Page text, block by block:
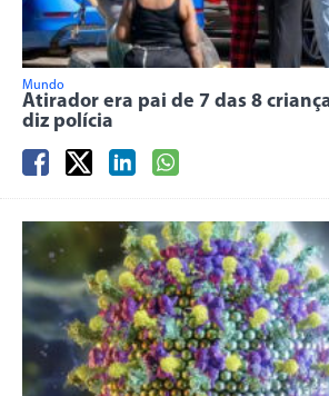
Mundo
Atirador era pai de 7 das 8
diz polícia